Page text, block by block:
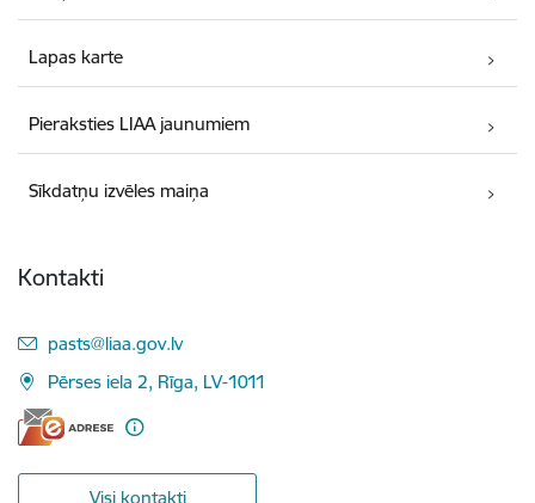
Lapas karte
Pieraksties LIAA jaunumiem
Sīkdatņu izvēles maiņa
Kontakti
E-pasts:
pasts@liaa.gov.lv
Pērses iela 2, Rīga, LV-1011
Visi kontakti